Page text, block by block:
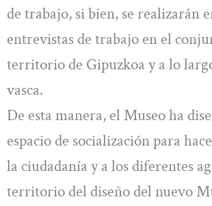
de trabajo, si bien, se realizarán
entrevistas de trabajo en el
territorio de Gipuzkoa y a lo
vasca.
De esta manera, el Museo ha
espacio de socialización para
la ciudadanía y a los diferentes
territorio del diseño del nuevo